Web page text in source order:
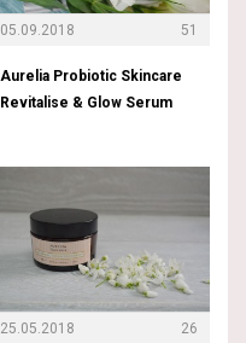
05.09.2018 51
Aurelia Probiotic Skincare
Revitalise & Glow Serum
25.05.2018 26